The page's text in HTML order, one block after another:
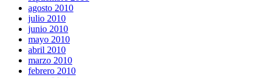
agosto 2010
julio 2010
junio 2010
mayo 2010
abril 2010
marzo 2010
febrero 2010